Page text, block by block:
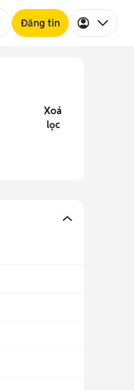
Đăng tin
Xoá
lọc